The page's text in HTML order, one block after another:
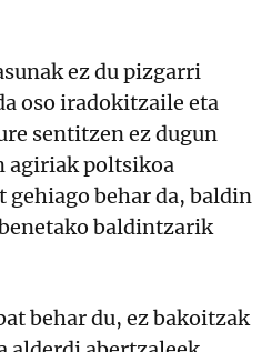
ez du pizgarri
oso iradokitzaile eta
sentitzen ez dugun
agiriak poltsikoa
gehiago behar da, baldin
baldintzarik
behar du, ez bakoitzak